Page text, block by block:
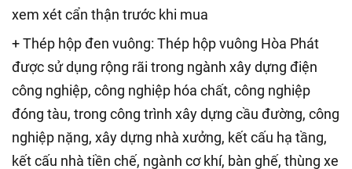
xem xét cẩn thận trước khi mua
+ Thép hộp đen vuông: Thép hộp vuông Hòa Phát
được sử dụng rộng rãi trong ngành xây dựng điện
công nghiệp, công nghiệp hóa chất, công nghiệp
đóng tàu, trong công trình xây dựng cầu đường, công
nghiệp nặng, xây dựng nhà xưởng, kết cấu hạ tầng,
kết cấu nhà tiền chế, ngành cơ khí, bàn ghế, thùng xe